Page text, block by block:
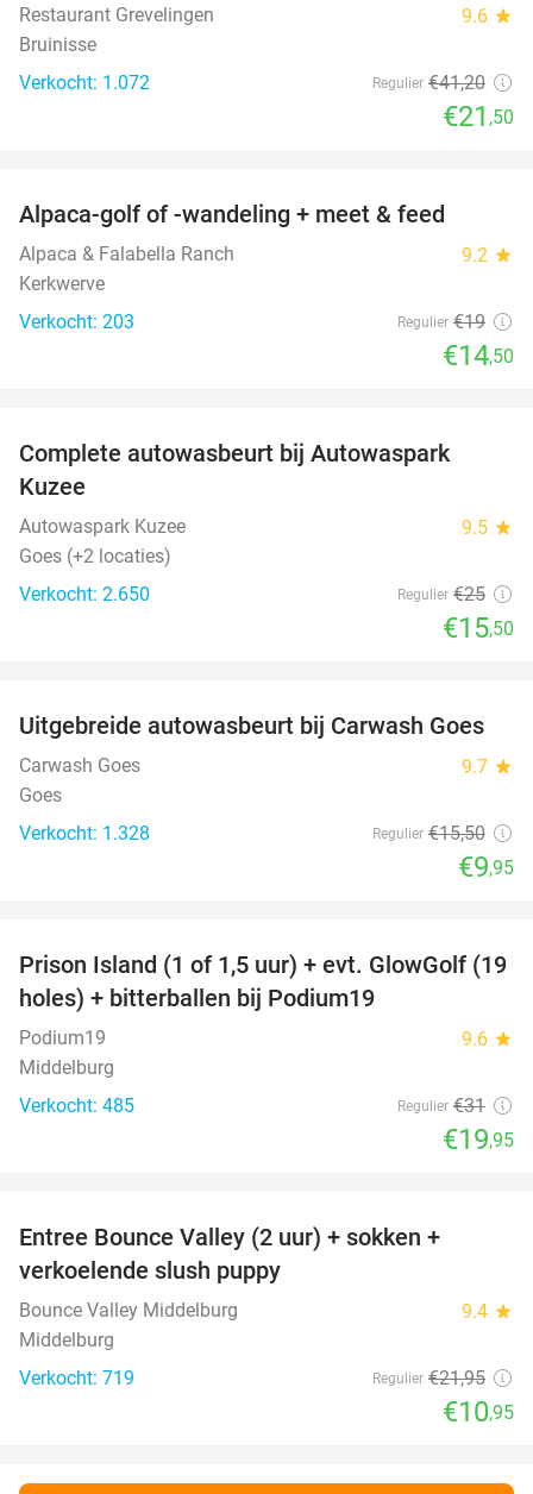
Restaurant Grevelingen 9.6 star
Bruinisse
Verkocht: 1.072
Regulier €41,20
€21 ,50
Alpaca-golf of -wandeling + meet & feed
Alpaca & Falabella Ranch 9.2 star
Kerkwerve
Verkocht: 203
Regulier €19
€14,50
Complete autowasbeurt bij Autowaspark
Kuzee
Autowaspark Kuzee 9.5 star
Goes (+2 locaties)
Verkocht: 2.650
Regulier €25
€15,50
36%
Uitgebreide autowasbeurt bij Carwash Goes
Carwash Goes 9.7 star
Goes
Verkocht: 1.328
Regulier €15,50
€9,95
36%
Prison Island (1 of 1,5 uur) + evt. GlowGolf (19
holes) + bitterballen bij Podium19
Podium19 9.6 star
Middelburg
Verkocht: 485
Regulier €31
€19,95
Entree Bounce Valley (2 uur) + sokken +
verkoelende slush puppy
Bounce Valley Middelburg 9.4 star
Middelburg
Verkocht: 719
Regulier €21,95
€10,95